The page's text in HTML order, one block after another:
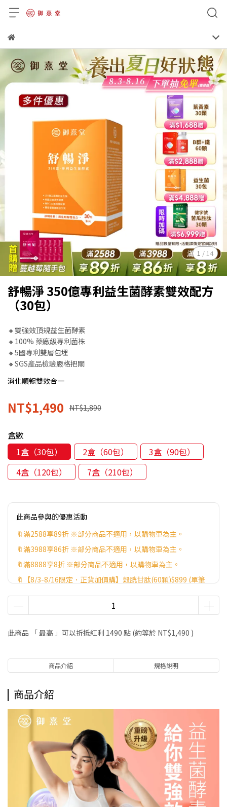
1 / 14
舒暢淨 350億專利益生菌酵素雙效配方
（30包）
🔸雙強效頂規益生菌酵素
🔸100% 藥廠級專利菌株
🔸5國專利雙層包埋
🔸SGS產品檢驗嚴格把關
消化順暢雙效合一
NT$1,490 NT$1,890
盒數
1盒（30包）
2盒（60包）
3盒（90包）
4盒（120包）
7盒（210包）
此商品參與的優惠活動
🔖滿2588享89折 ※部分商品不適用，以購物車為主。
🔖滿3988享86折 ※部分商品不適用，以購物車為主。
🔖滿8888享8折 ※部分商品不適用，以購物車為主。
🔖【8/3-8/16限定．正貨加價購】穀胱甘肽(60顆)$899 (單筆
🔖【期間限定．正貨加價購】維他命C(60顆)$299｜魚油(30
個)
贈，贈品送完為止，以購物車為主。
🎁【8/1-8/16限定】滿6999贈健字號苦瓜胜肽(30顆) ※贈品送
🎁【7/22-8/31限定】滿1688贈葉黃素(30顆)｜滿2888贈B群
+鐵(60顆)｜滿4888贈酵素益生菌(30包) ※贈品送完為止，以
購物車為主。
此商品 「 最高 」可以折抵紅利 1490 點 (約等於 NT$1,490 )
商品介紹 規格說明
商品介紹